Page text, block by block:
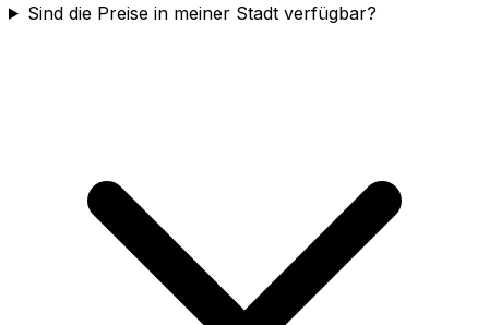
Sind die Preise in meiner Stadt verfügbar?